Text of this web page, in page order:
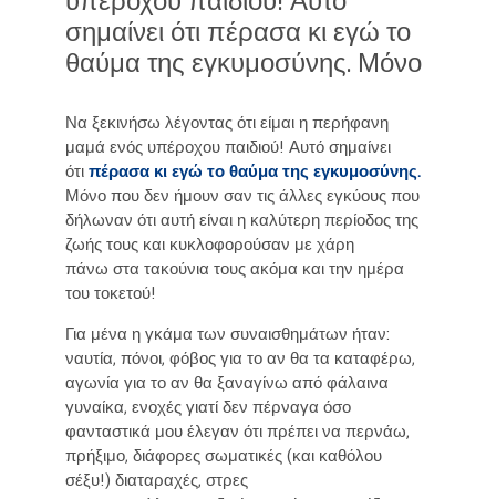
σημαίνει ότι πέρασα κι εγώ το
θαύμα της εγκυμοσύνης. Μόνο
Να ξεκινήσω λέγοντας ότι είμαι η περήφανη
μαμά ενός υπέροχου παιδιού! Αυτό σημαίνει
ότιπέρασα κι εγώ το θαύμα της εγκυμοσύνης.
Μόνο που δεν ήμουν σαν τις άλλες εγκύους που
δήλωναν ότι αυτή είναι η καλύτερη περίοδος της
ζωής τους και κυκλοφορούσαν με χάρη
πάνω στα τακούνια τους ακόμα και την ημέρα
του τοκετού!
Για μένα η γκάμα των συναισθημάτων ήταν:
ναυτία, πόνοι, φόβος για το αν θα τα καταφέρω,
αγωνία για το αν θα ξαναγίνω από φάλαινα
γυναίκα, ενοχές γιατί δεν πέρναγα όσο
φανταστικά μου έλεγαν ότι πρέπει να περνάω,
πρήξιμο, διάφορες σωματικές (και καθόλου
σέξυ!) διαταραχές, στρες